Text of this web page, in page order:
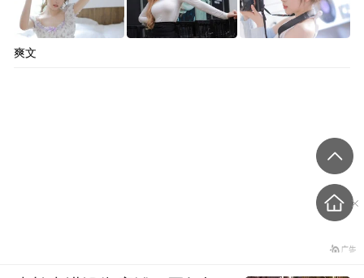
爽文